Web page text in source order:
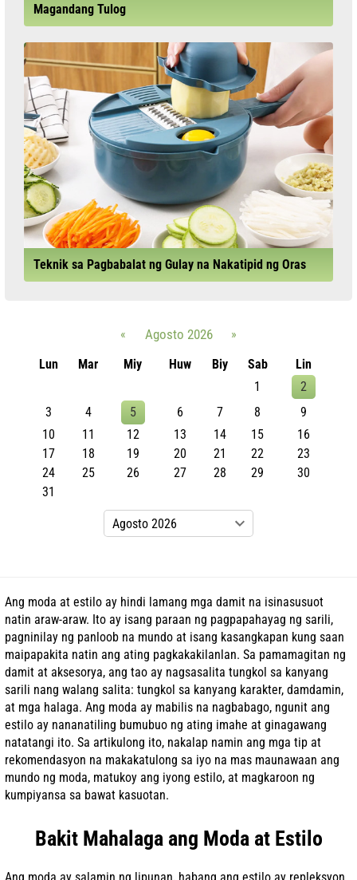
Magandang Tulog
Teknik sa Pagbabalat ng Gulay na Nakatipid ng Oras
« Agosto 2026
»
Lun
Mar Miy Huw Biy Sab
Lin
1
2
3
4 5 6 7 8
9
10
11 12 13 14 15
16
17
18 19 20 21 22
23
24
25 26 27 28 29
30
31
Ang moda at estilo ay hindi lamang mga damit na isinasusuot
natin araw-araw. Ito ay isang paraan ng pagpapahayag ng sarili,
pagninilay ng panloob na mundo at isang kasangkapan kung saan
maipapakita natin ang ating pagkakakilanlan. Sa pamamagitan ng
damit at aksesorya, ang tao ay nagsasalita tungkol sa kanyang
sarili nang walang salita: tungkol sa kanyang karakter, damdamin,
at mga halaga. Ang moda ay mabilis na nagbabago, ngunit ang
estilo ay nananatiling bumubuo ng ating imahe at ginagawang
natatangi ito. Sa artikulong ito, nakalap namin ang mga tip at
rekomendasyon na makakatulong sa iyo na mas maunawaan ang
mundo ng moda, matukoy ang iyong estilo, at magkaroon ng
kumpiyansa sa bawat kasuotan.
Bakit Mahalaga ang Moda at Estilo